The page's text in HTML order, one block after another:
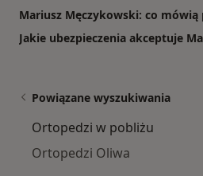
Mariusz Męczykowski: co mówią
Jakie ubezpieczenia akceptuje
Powiązane wyszukiwania
Ortopedzi w pobliżu
Ortopedzi Oliwa